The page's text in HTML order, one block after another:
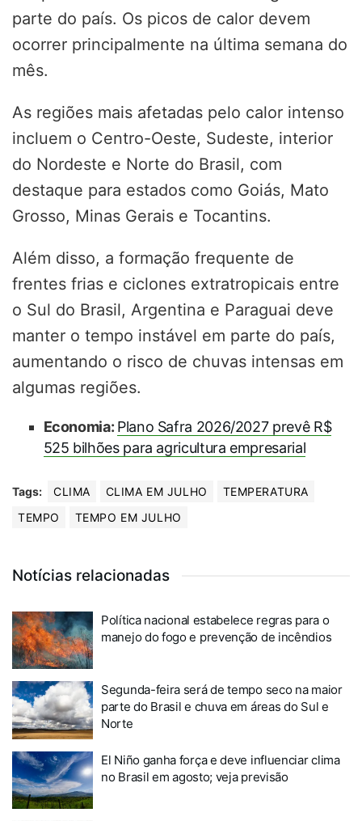
parte do país. Os picos de calor devem
ocorrer principalmente na última semana do
mês.
As regiões mais afetadas pelo calor intenso
incluem o Centro-Oeste, Sudeste, interior
do Nordeste e Norte do Brasil, com
destaque para estados como Goiás, Mato
Grosso, Minas Gerais e Tocantins.
Além disso, a formação frequente de
frentes frias e ciclones extratropicais entre
o Sul do Brasil, Argentina e Paraguai deve
manter o tempo instável em parte do país,
aumentando o risco de chuvas intensas em
algumas regiões.
Economia: Plano Safra 2026/2027 prevê R$
525 bilhões para agricultura empresarial
Tags: CLIMA CLIMA EM JULHO
TEMPERATURA
TEMPO
TEMPO EM JULHO
Notícias relacionadas
Política nacional estabelece regras para o
manejo do fogo e prevenção de incêndios
Segunda-feira será de tempo seco na maior
parte do Brasil e chuva em áreas do Sul e
Norte
El Niño ganha força e deve influenciar clima
no Brasil em agosto; veja previsão